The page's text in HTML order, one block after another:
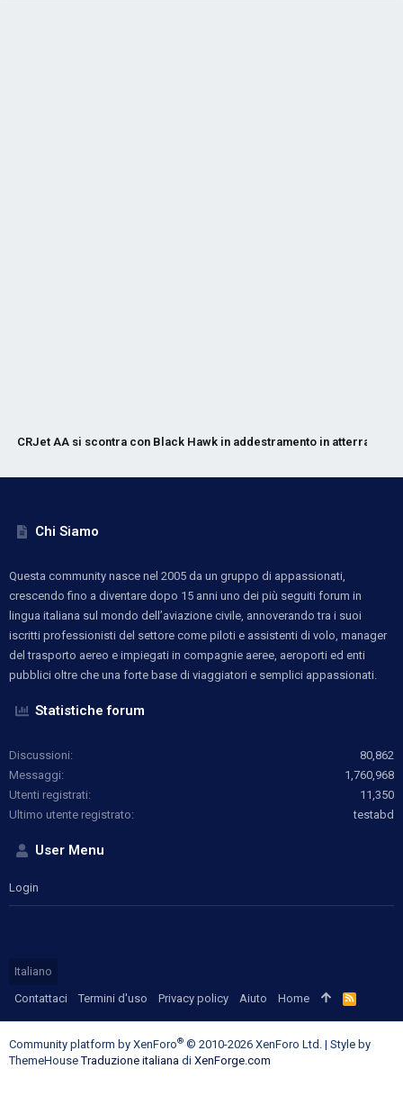
CRJet AA si scontra con Black Hawk in addestramento in atterraggio
Chi Siamo
Questa community nasce nel 2005 da un gruppo di appassionati,
crescendo fino a diventare dopo 15 anni uno dei più seguiti forum in
lingua italiana sul mondo dell’aviazione civile, annoverando tra i suoi
iscritti professionisti del settore come piloti e assistenti di volo, manager
del trasporto aereo e impiegati in compagnie aeree, aeroporti ed enti
pubblici oltre che una forte base di viaggiatori e semplici appassionati.
Statistiche forum
Discussioni
80,862
Messaggi
1,760,968
Utenti registrati
11,350
Ultimo utente registrato
testabd
User Menu
Login
Italiano
Contattaci
Termini d'uso Privacy policy Aiuto Home
R
S
S
Community platform by XenForo® © 2010-2026 XenForo Ltd. | Style by
ThemeHouse Traduzione italiana di XenForge.com